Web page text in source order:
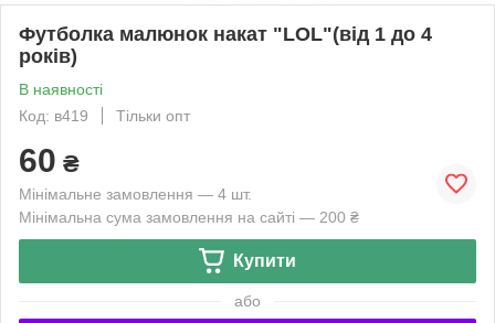
Футболка малюнок накат "LOL"(від 1 до 4
років)
В наявності
Код: в419
Тільки опт
60 ₴
Мінімальне замовлення — 4 шт.
Мінімальна сума замовлення на сайті — 200 ₴
Купити
або